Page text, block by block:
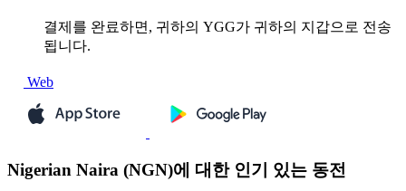
결제를 완료하면, 귀하의 YGG가 귀하의 지갑으로 전송
됩니다.
Web
Nigerian Naira (NGN)에 대한 인기 있는 동전